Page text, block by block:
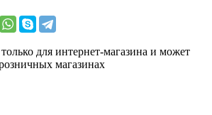
для интернет-магазина и может
магазинах